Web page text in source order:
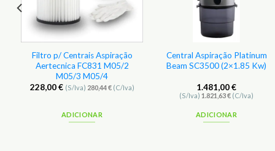
Filtro p/ Centrais Aspiração
Aertecnica FC831 M05/2
M05/3 M05/4
228,00€ (S/Iva) 280,44€(C/Iva)
ADICIONAR
Central Aspiração Platinum
Beam SC3500 (2×1.85 Kw)
1.481,00€
(S/Iva) 1.821,63€ (C/Iva)
ADICIONAR